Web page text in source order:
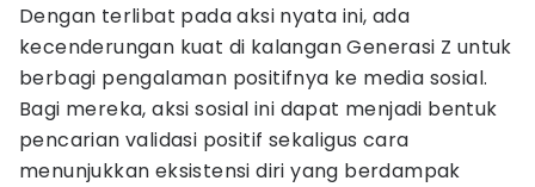
Dengan terlibat pada aksi nyata ini, ada
kecenderungan kuat di kalangan Generasi Z untuk
berbagi pengalaman positifnya ke media sosial.
Bagi mereka, aksi sosial ini dapat menjadi bentuk
pencarian validasi positif sekaligus cara
menunjukkan eksistensi diri yang berdampak